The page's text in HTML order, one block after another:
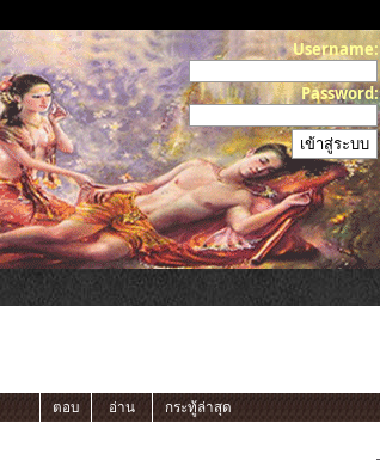
Username:
Password:
ตอบ อ่าน กระทู้ล่าสุด